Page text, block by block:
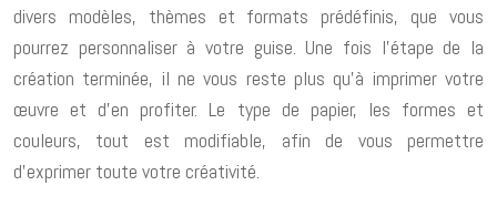
divers modèles, thèmes et formats prédéfinis, que vous
pourrez personnaliser à votre guise. Une fois l’étape de la
création terminée, il ne vous reste plus qu’à imprimer votre
œuvre et d’en profiter. Le type de papier, les formes et
couleurs, tout est modifiable, afin de vous permettre
d’exprimer toute votre créativité.